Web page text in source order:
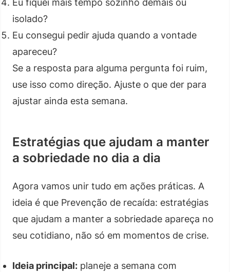
Eu fiquei mais tempo sozinho demais ou
isolado?
Eu consegui pedir ajuda quando a vontade
apareceu?
Se a resposta para alguma pergunta foi ruim,
use isso como direção. Ajuste o que der para
ajustar ainda esta semana.
Estratégias que ajudam a manter
a sobriedade no dia a dia
Agora vamos unir tudo em ações práticas. A
ideia é que Prevenção de recaída: estratégias
que ajudam a manter a sobriedade apareça no
seu cotidiano, não só em momentos de crise.
Ideia principal: planeje a semana com